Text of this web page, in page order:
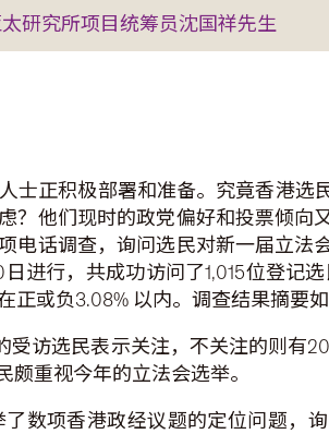
研究所项目统筹员沈国祥先生
士正积极部署和准备。究竟香港选
？他们现时的政党偏好和投票倾向
电话调查，询问选民对新一届立法
行，共成功访问了1,015位登记选
或负3.08% 以内。调查结果摘要如
受访选民表示关注，不关注的则有
重视今年的立法会选举。
了数项香港政经议题的定位问题，